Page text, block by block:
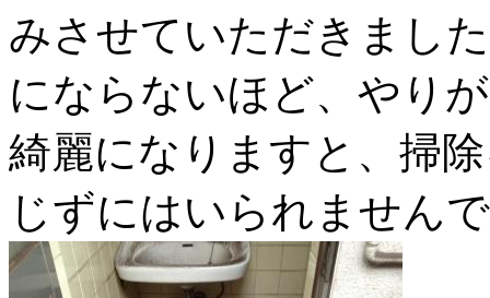
みさせていただきまし
にならないほど、やり
綺麗になりますと、掃
じずにはいられません